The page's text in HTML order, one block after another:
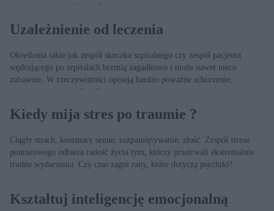
pamięci jest nieunikniona?
Uzależnienie od leczenia
Określenia takie jak zespół skoczka szpitalnego czy zespół pacjenta
wędrującego po szpitalach brzmią zagadkowo i może nawet nieco
zabawnie. W rzeczywistości opisują bardzo poważne schorzenie,
niebezpieczne nie tylko dla samego pacjenta.
Kiedy mija stres po traumie ?
Ciągły strach, koszmary senne, rozpamiętywanie, złość. Zespół stresu
pourazowego odbiera radość życia tym, którzy przetrwali ekstremalnie
trudne wydarzenia. Czy czas zagoi rany, które dotyczą psychiki?
Kształtuj inteligencję emocjonalną